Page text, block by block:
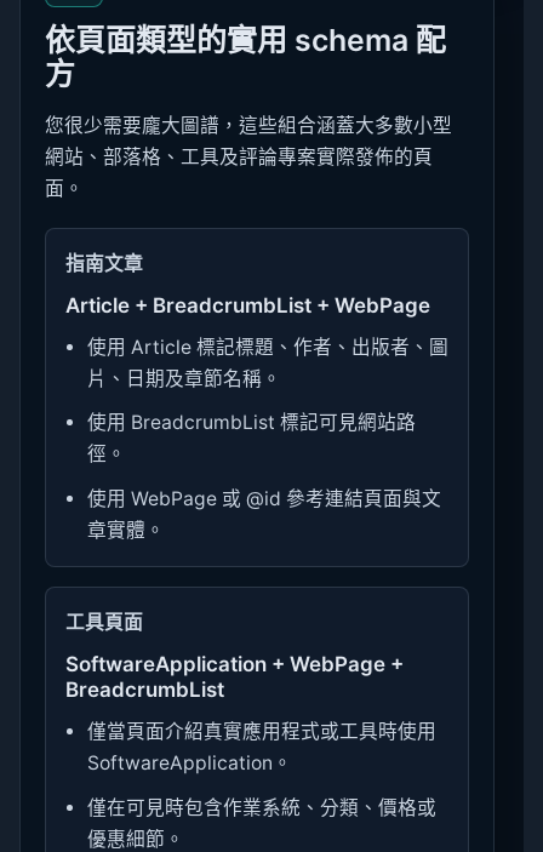
依頁面類型的實用 schema 配
方
您很少需要龐大圖譜，這些組合涵蓋大多數小型
網站、部落格、工具及評論專案實際發佈的頁
面。
指南文章
Article + BreadcrumbList + WebPage
使用 Article 標記標題、作者、出版者、圖
片、日期及章節名稱。
使用 BreadcrumbList 標記可見網站路
徑。
使用 WebPage 或 @id 參考連結頁面與文
章實體。
工具頁面
SoftwareApplication + WebPage +
BreadcrumbList
僅當頁面介紹真實應用程式或工具時使用
SoftwareApplication。
僅在可見時包含作業系統、分類、價格或
優惠細節。